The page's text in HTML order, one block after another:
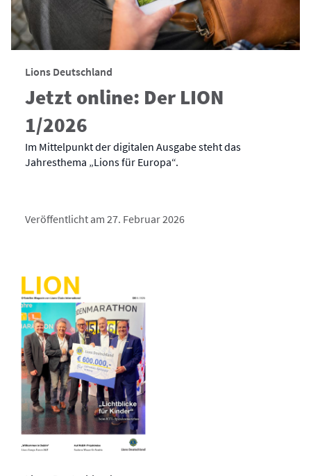
Lions Deutschland
Jetzt online: Der LION
1/2026
Im Mittelpunkt der digitalen Ausgabe steht das
Jahresthema „Lions für Europa“.
Veröffentlicht am 27. Februar 2026